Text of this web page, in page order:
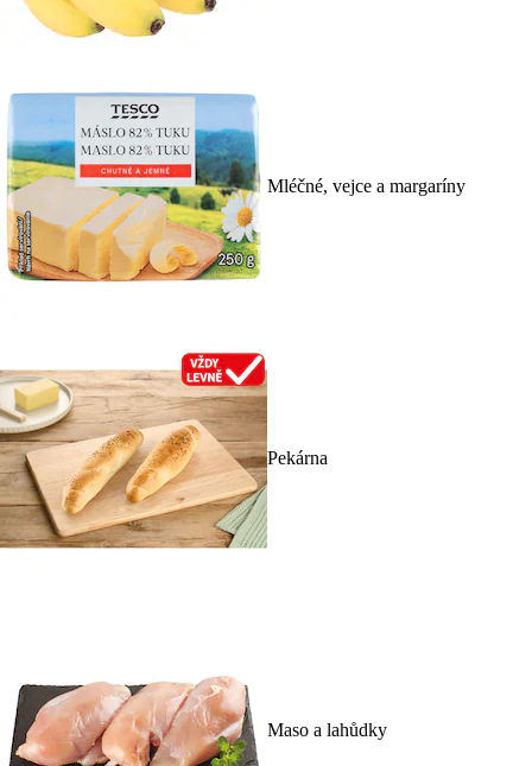
Mléčné, vejce a margaríny
Pekárna
Maso a lahůdky